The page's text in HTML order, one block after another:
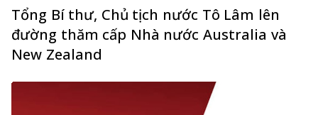
Tổng Bí thư, Chủ tịch nước Tô Lâm lên
đường thăm cấp Nhà nước Australia và
New Zealand